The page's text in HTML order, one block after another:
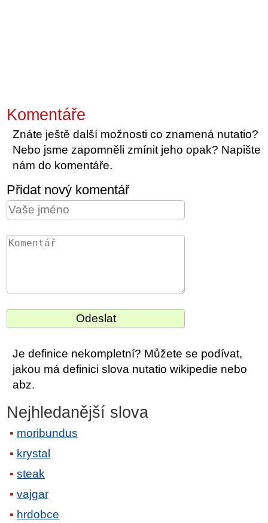
Komentáře
Znáte ještě další možnosti co znamená nutatio?
Nebo jsme zapomněli zmínit jeho opak? Napište
nám do komentáře.
Přidat nový komentář
Je definice nekompletní? Můžete se podívat,
jakou má definici slova nutatio wikipedie nebo
abz.
Nejhledanější slova
moribundus
krystal
steak
vajgar
hrdobce